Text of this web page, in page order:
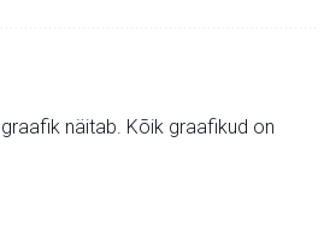
näitab. Kõik graafikud on